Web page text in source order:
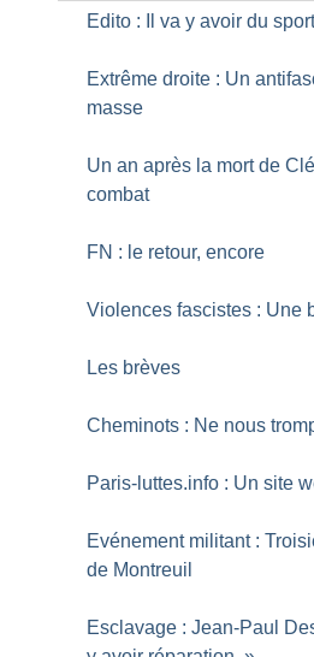
Edito : Il va y avoir du
Extrême droite : Un
masse
Un an après la mort de
combat
FN : le retour, encore
Violences fascistes : Une
Les brèves
Cheminots : Ne nous
Paris-luttes.info : Un site
Evénement militant :
de Montreuil
Esclavage : Jean-Paul